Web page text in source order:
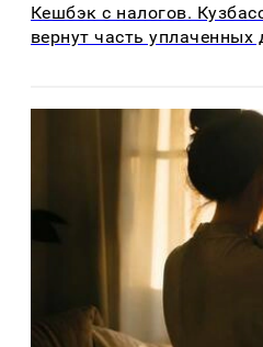
Кешбэк с налогов.
вернут часть уплаченных